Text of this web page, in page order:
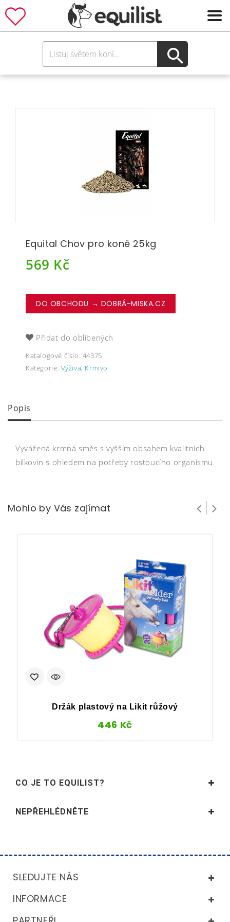
Equital Chov pro koně 25kg
569 Kč
DO OBCHODU → DOBRÁ-MISKA.CZ
Přidat do oblíbených
Katalogové číslo: 44375
Kategorie: Výživa, Krmivo
Popis
Vyvážená krmná směs s vyšším obsahem kvalitních
bílkovin s ohledem na potřeby rostoucího organismu
Mohlo by Vás zajímat
Držák plastový na Likit růžový
446 Kč
CO JE TO EQUILIST?
NEPŘEHLÉDNĚTE
SLEDUJTE NÁS
INFORMACE